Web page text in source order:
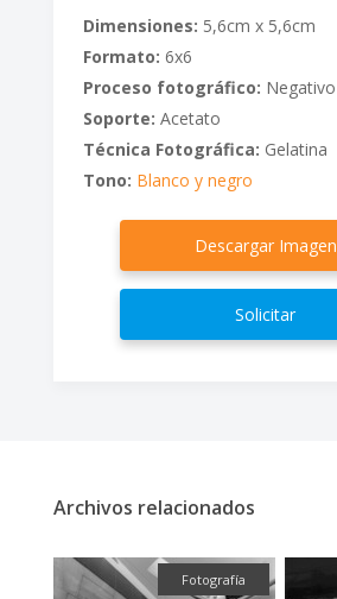
Dimensiones: 5,6cm x 5,6cm
Formato: 6x6
Proceso fotográfico: Negativo
Soporte: Acetato
Técnica Fotográfica: Gelatina
Tono: Blanco y negro
Descargar Imagen
Solicitar
Archivos relacionados
Fotografía